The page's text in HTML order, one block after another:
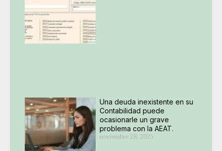
Una deuda inexistente en su
Contabilidad puede
ocasionarle un grave
problema con la AEAT.
noviembre 28, 2025